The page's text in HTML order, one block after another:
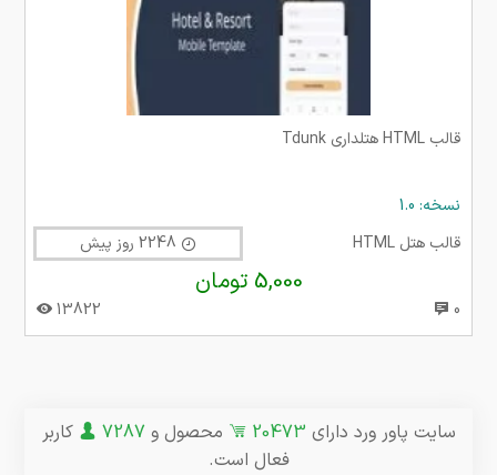
قالب HTML هتلداری Tdunk
نسخه: 1.0
قالب هتل HTML
5,000 تومان
0
13822
سایت پاور ورد دارای 20473 محصول و7287
کاربر
فعال است.